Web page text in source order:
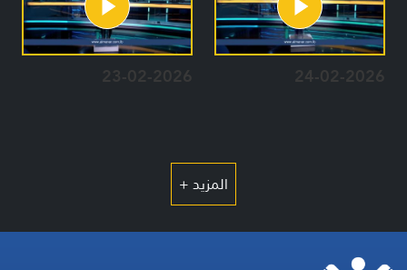
24-02-2026
23-02-2026
المزيد +